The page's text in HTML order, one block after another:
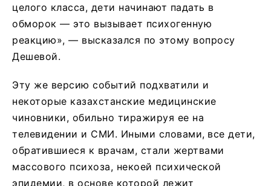
целого класса, дети начинают падать в
обморок — это вызывает психогенную
реакцию», — высказался по этому вопросу
Дешевой.
Эту же версию событий подхватили и
некоторые казахстанские медицинские
чиновники, обильно тиражируя ее на
телевидении и СМИ. Иными словами, все дети,
обратившиеся к врачам, стали жертвами
массового психоза, некоей психической
эпидемии, в основе которой лежит